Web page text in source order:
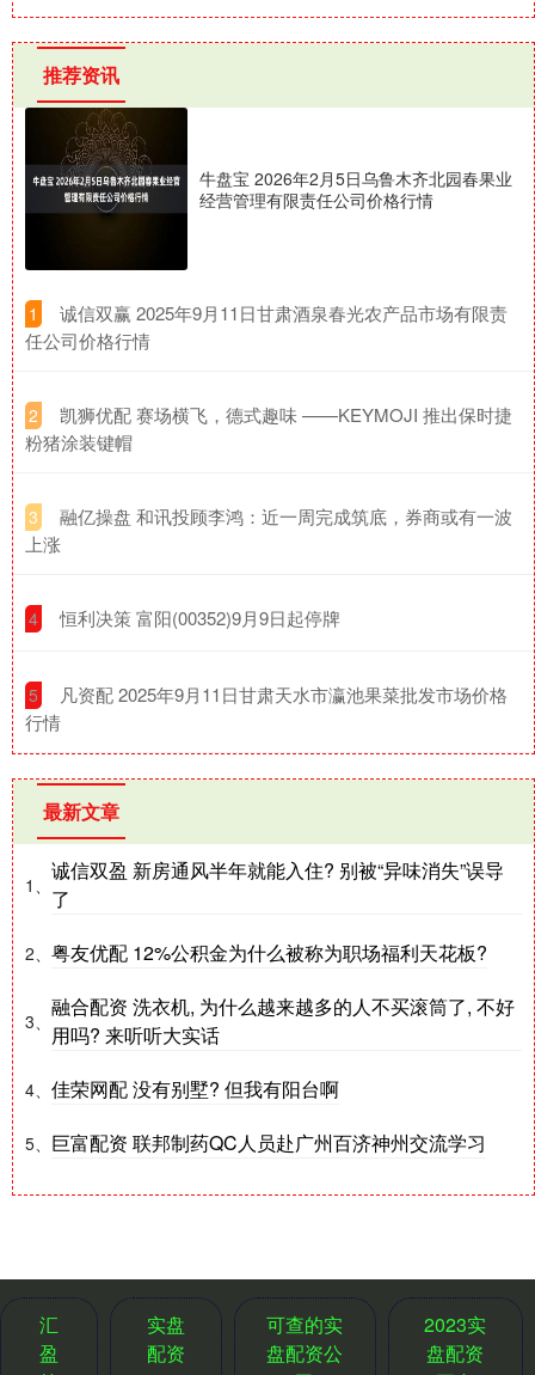
推荐资讯
牛盘宝 2026年2月5日乌鲁木齐北园春果业
经营管理有限责任公司价格行情
1
​诚信双赢 2025年9月11日甘肃酒泉春光农产品市场有限责
任公司价格行情
2
​凯狮优配 赛场横飞，德式趣味 ——KEYMOJI 推出保时捷
粉猪涂装键帽
3
​融亿操盘 和讯投顾李鸿：近一周完成筑底，券商或有一波
上涨
4 ​恒利决策 富阳(00352)9月9日起停牌
5
​凡资配 2025年9月11日甘肃天水市瀛池果菜批发市场价格
行情
最新文章
1、
诚信双盈 新房通风半年就能入住? 别被“异味消失”误导
了
2、 粤友优配 12%公积金为什么被称为职场福利天花板?
3、
融合配资 洗衣机, 为什么越来越多的人不买滚筒了, 不好
用吗? 来听听大实话
4、 佳荣网配 没有别墅? 但我有阳台啊
5、 巨富配资 联邦制药QC人员赴广州百济神州交流学习
汇
盈
实盘
配资
可查的实
盘配资公
2023实
盘配资